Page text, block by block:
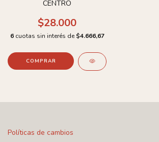
CENTRO
$28.000
6 cuotas sin interés de $4.666,67
COMPRAR
Políticas de cambios